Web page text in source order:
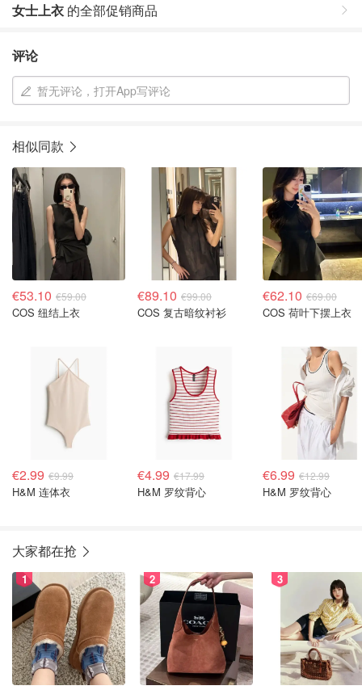
女士上衣 的全部促销商品
评论
暂无评论，打开App写评论
相似同款
€53.10 €59.00
COS 纽结上衣
€89.10 €99.00
COS 复古暗纹衬衫
€62.10 €69.00
COS 荷叶下摆上衣
€2.99 €9.99
H&M 连体衣
€4.99 €17.99
H&M 罗纹背心
€6.99 €12.99
H&M 罗纹背心
大家都在抢
1 2 3